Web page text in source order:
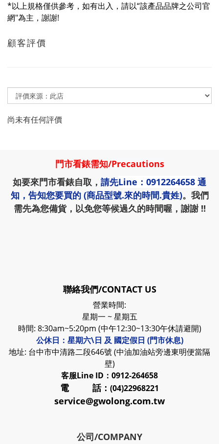
*以上規格僅供參考，如有出入，請以“該產品品牌之公司官
網"為主，謝謝!
顧客評價
尚未有任何評價
門市看錶需知/Precautions
如要來門市看錶自取， 請先Line：0912264658 通
知，告知您要買的 (商品型號.來的時間.貴姓)。我們
需先為您備貨，以免您等候過久的時間喔，謝謝 !!
聯絡我們/CONTACT US
營業時間:
星期一 ~ 星期五
時間: 8:30am~5:20pm (中午12:30~13:30午休請避開)
公休日：星期六\日 及 國定假日 (門市休息)
地址: 台中市中清路二段646號 (中油加油站旁邊東明便當隔
壁)
客服Line ID：0912-264658
電 話： (04)22968221
service@gwolong.com.tw
公司/COMPANY